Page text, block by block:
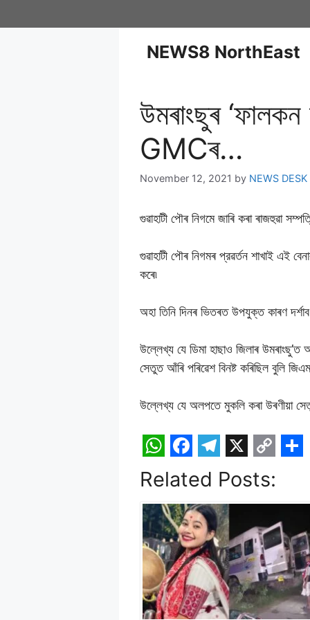
NEWS8 NorthEast
উমৰাংছুৰ ‘ফালকন
GMCৰ…
November 12, 2021 by NEWS DESK
গুৱাহাটী পৌৰ নিগমে জাৰি কৰা ৰাজহুৱা
গুৱাহাটী পৌৰ নিগমৰ প্রৱর্তন শাখাই এই
কৰে৷
অহা তিনি দিনৰ ভিতৰত উপযুক্ত কাৰণ
উল্লেখ্য যে ডিমা হাছাও জিলাৰ উমৰাংছু’ত
সেতুত আঁৰি পৰিৱেশ বিনষ্ট কৰিছিল বুলি
উল্লেখ্য যে অলপতে মুকলি কৰা উৰণীয়া
W
h
a
t
s
A
p
F
a
c
e
b
o
o
T
e
l
e
g
a
X
C
o
p
y
L
i
n
a
r
e
Related Posts: